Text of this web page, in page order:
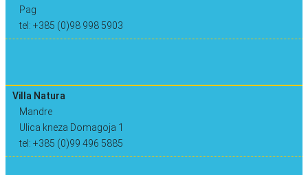
Pag
tel: +385 (0)98 998 5903
Villa Natura
Mandre
Ulica kneza Domagoja 1
tel: +385 (0)99 496 5885